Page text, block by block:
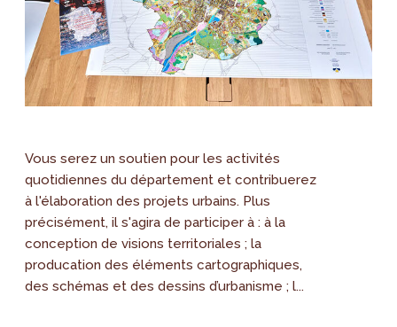
Vous serez un soutien pour les activités
quotidiennes du département et contribuerez
à l'élaboration des projets urbains. Plus
précisément, il s'agira de participer à : à la
conception de visions territoriales ; la
producation des éléments cartographiques,
des schémas et des dessins d’urbanisme ; l...